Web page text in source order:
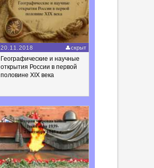
20.11.2018 скрыт
Географические и научные
открытия России в первой
половине XIX века